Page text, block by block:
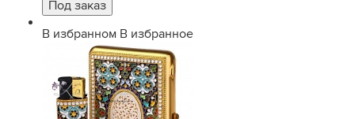
В избранном В избранное